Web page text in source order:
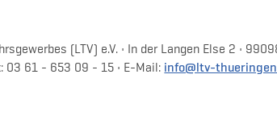
(LTV) e.V. • In der Langen Else 2 •
03 61 - 653 09 - 15 • E-Mail: info@ltv-